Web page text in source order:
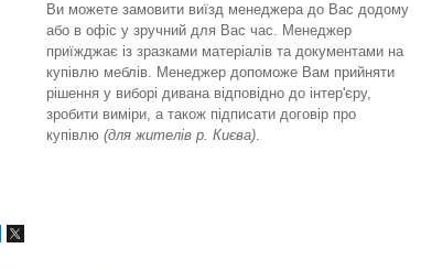
Ви можете замовити виїзд менеджера до Вас додому
або в офіс у зручний для Вас час. Менеджер
приїжджає із зразками матеріалів та документами на
купівлю меблів. Менеджер допоможе Вам прийняти
рішення у виборі дивана відповідно до інтер'єру,
зробити виміри, а також підписати договір про
купівлю (для жителів р. Києва).